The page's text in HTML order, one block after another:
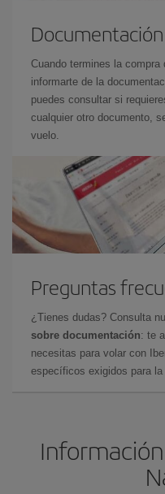
Cuando termines la
informarte de la
puedes consultar si
cualquier otro documento,
vuelo.
Preguntas
¿Tienes dudas? Consulta
sobre documentación: te
necesitas para volar con
específicos exigidos para